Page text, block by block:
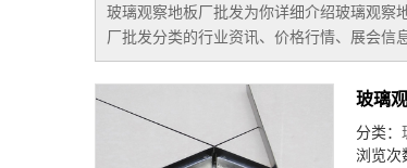
玻璃观察地板厂批发为你详细介绍玻璃观察
厂批发分类的行业资讯、价格行情、展会信
玻璃
分类：
浏览次